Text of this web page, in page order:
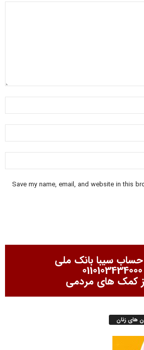
Save my name, email, and website in this
سیبا بانک ملی
0110103434000
کمک های مردمی
های زنان